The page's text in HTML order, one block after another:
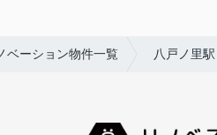
ベーション物件一覧 八戸ノ里駅